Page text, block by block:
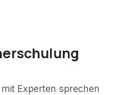
Experten sprechen